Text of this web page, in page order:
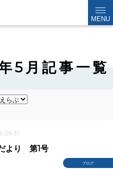
MENU
5月記事一覧
ブログ
より 第1号